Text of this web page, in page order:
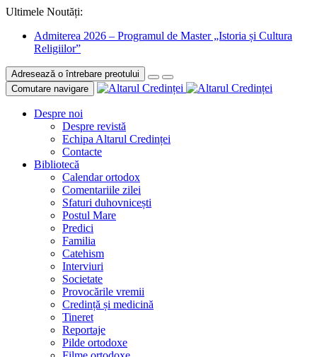
Ultimele Noutăți:
Admiterea 2026 – Programul de Master „Istoria și Cultura
Religiilor”
Adresează o întrebare preotului
Comutare navigare
Despre noi
Despre revistă
Echipa Altarul Credinței
Contacte
Bibliotecă
Calendar ortodox
Comentariile zilei
Sfaturi duhovnicești
Postul Mare
Predici
Familia
Catehism
Interviuri
Societate
Provocările vremii
Credință și medicină
Tineret
Reportaje
Pilde ortodoxe